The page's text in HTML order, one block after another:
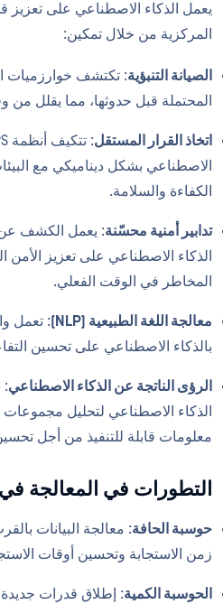
يعمل الذكاء الاصطناعي على
المركزية من خلال تمكين:
الصيانة التنبؤية: تكتشف خوارزميات
المحتملة قبل حدوثها، مما يقلل
اتخاذ القرار المستقل
الاصطناعي بشكل ديناميكي مع
الكفاءة والسلامة.
تدابير أمنية محسّنة: يعمل الكشف عن
الذكاء الاصطناعي على تعزيز الأمن
المخاطر في الوقت الفعلي.
معالجة اللغة الطبيعية (NLP)
بالذكاء الاصطناعي على تحسين
الرؤى الناتجة عن الذكاء الاصطناعي
الذكاء الاصطناعي لتحليل مجموعات
معلومات قابلة للتنفيذ من أجل
التطورات في المعالجة
حوسبة الحافة: معالجة البيانات
زمن الاستجابة وتحسين أوقات
الحوسبة الكمية: إطلاق قدرات جديدة